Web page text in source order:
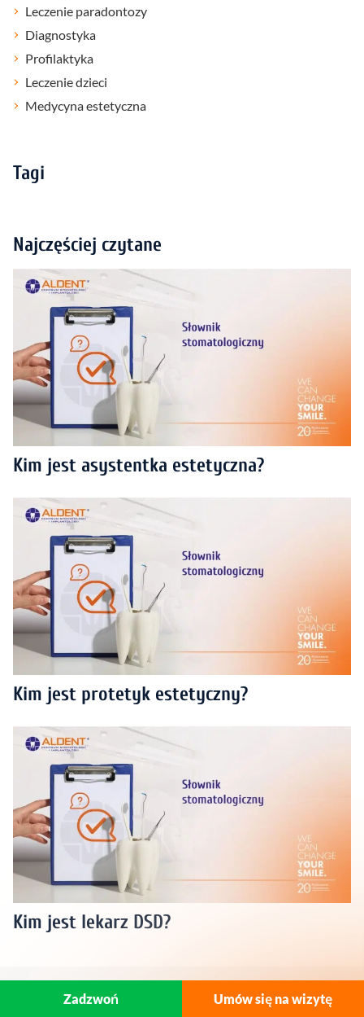
Leczenie paradontozy
Diagnostyka
Profilaktyka
Leczenie dzieci
Medycyna estetyczna
Tagi
Najczęściej czytane
Kim jest asystentka estetyczna?
Kim jest protetyk estetyczny?
Kim jest lekarz DSD?
Zadzwoń Umów się na wizytę